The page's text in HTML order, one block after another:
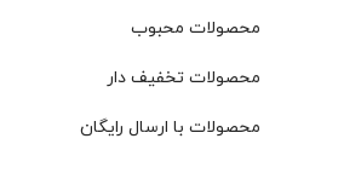
محصولات محبوب
محصولات تخفیف دار
محصولات با ارسال رایگان